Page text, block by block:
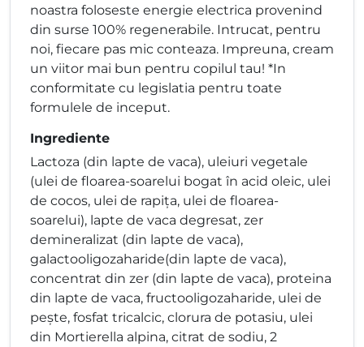
noastra foloseste energie electrica provenind
din surse 100% regenerabile. Intrucat, pentru
noi, fiecare pas mic conteaza. Impreuna, cream
un viitor mai bun pentru copilul tau! *In
conformitate cu legislatia pentru toate
formulele de inceput.
Ingrediente
Lactoza (din lapte de vaca), uleiuri vegetale
(ulei de floarea-soarelui bogat în acid oleic, ulei
de cocos, ulei de rapița, ulei de floarea-
soarelui), lapte de vaca degresat, zer
demineralizat (din lapte de vaca),
galactooligozaharide(din lapte de vaca),
concentrat din zer (din lapte de vaca), proteina
din lapte de vaca, fructooligozaharide, ulei de
pește, fosfat tricalcic, clorura de potasiu, ulei
din Mortierella alpina, citrat de sodiu, 2